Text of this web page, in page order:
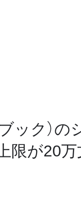
ック）の
限が20万